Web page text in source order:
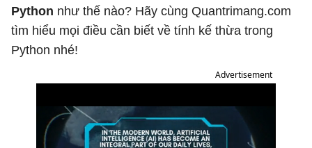
Python như thế nào? Hãy cùng Quantrimang.com
tìm hiểu mọi điều cần biết về tính kế thừa trong
Python nhé!
Advertisement